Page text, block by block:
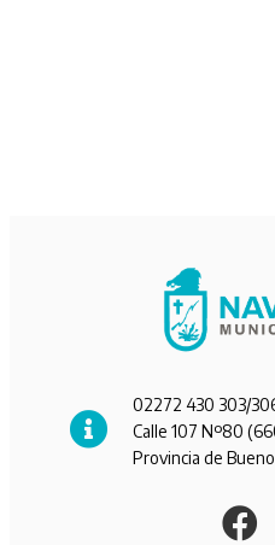
02272 430 303/
Calle 107 Nº80
Provincia de